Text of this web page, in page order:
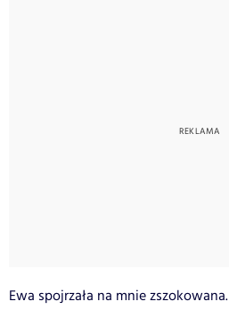
Ewa spojrzała na mnie zszokowana.